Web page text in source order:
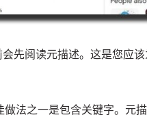
先阅读元描述。这是您应
法之一是包含关键字。 元